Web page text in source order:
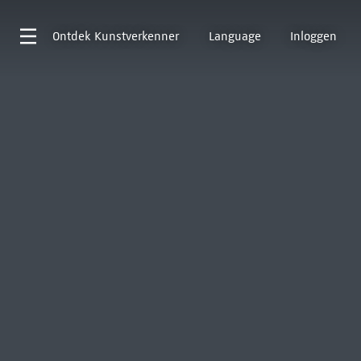
Ontdek Kunstverkenner Language Inloggen